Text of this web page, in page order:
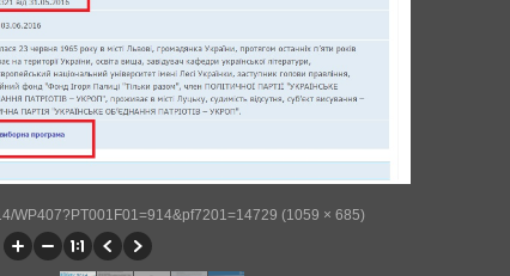
WP407?PT001F01=914&pf7201=14729 (1059 × 685)